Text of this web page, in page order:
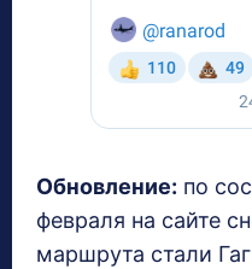
Обновление: по
февраля на сайте
маршрута стали